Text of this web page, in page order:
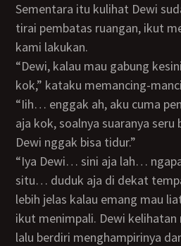
Sementara itu kulihat Dewi sudah berdiri di samping
tirai pembatas ruangan, ikut
kami lakukan.
“Dewi, kalau mau gabung kesini aja… nggak apa-apa
kok,” kataku memancing-
“Iih… enggak ah, aku cuma pengen ngeliat kalian ML
aja kok, soalnya suaranya
Dewi nggak bisa tidur.”
“Iya Dewi… sini aja lah… ngapain kamu berdiri di
situ… duduk aja di dekat
lebih jelas kalau emang mau
ikut menimpali. Dewi kelihatan
lalu berdiri menghampirinya